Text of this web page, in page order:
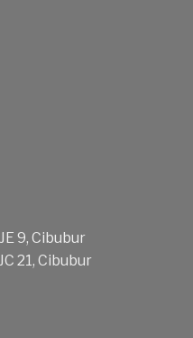
9, Cibubur
21, Cibubur